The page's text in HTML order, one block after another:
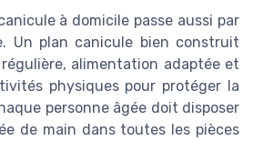
à domicile passe aussi par
Un plan canicule bien construit
alimentation adaptée et
physiques pour protéger la
personne âgée doit disposer
de main dans toutes les pièces